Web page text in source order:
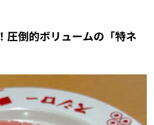
圧倒的ボリュームの「特ネ